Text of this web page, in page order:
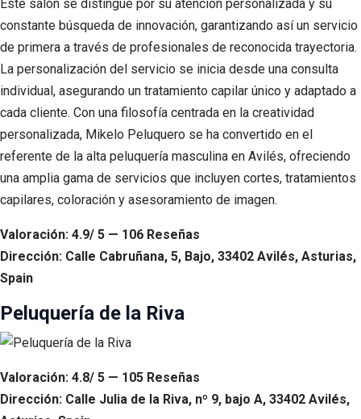
Este salón se distingue por su atención personalizada y su
constante búsqueda de innovación, garantizando así un servicio
de primera a través de profesionales de reconocida trayectoria.
La personalización del servicio se inicia desde una consulta
individual, asegurando un tratamiento capilar único y adaptado a
cada cliente. Con una filosofía centrada en la creatividad
personalizada, Mikelo Peluquero se ha convertido en el
referente de la alta peluquería masculina en Avilés, ofreciendo
una amplia gama de servicios que incluyen cortes, tratamientos
capilares, coloración y asesoramiento de imagen.
Valoración: 4.9/ 5 — 106 Reseñas
Dirección: Calle Cabruñana, 5, Bajo, 33402 Avilés, Asturias,
Spain
Peluquería de la Riva
Valoración: 4.8/ 5 — 105 Reseñas
Dirección: Calle Julia de la Riva, nº 9, bajo A, 33402 Avilés,